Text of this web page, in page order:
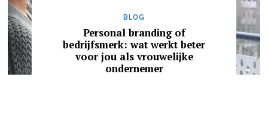
BLOG
Personal branding of
bedrijfsmerk: wat werkt beter
voor jou als vrouwelijke
ondernemer